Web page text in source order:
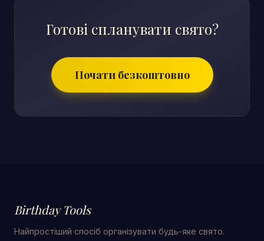
Готові спланувати свято?
Почати безкоштовно
Birthday Tools
Найпростіший спосіб організувати будь-яке свято.